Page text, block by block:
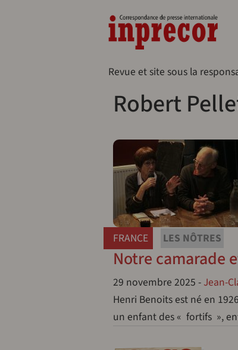
Revue et site sous la
Robert
FRANCE LES NÔTRES
Notre camarade
29 novembre 2025 - Jean-
Henri Benoits est né en
un enfant des « fortifs »,